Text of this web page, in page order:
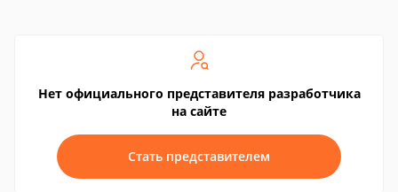
Нет официального представителя разработчика
на сайте
Стать представителем